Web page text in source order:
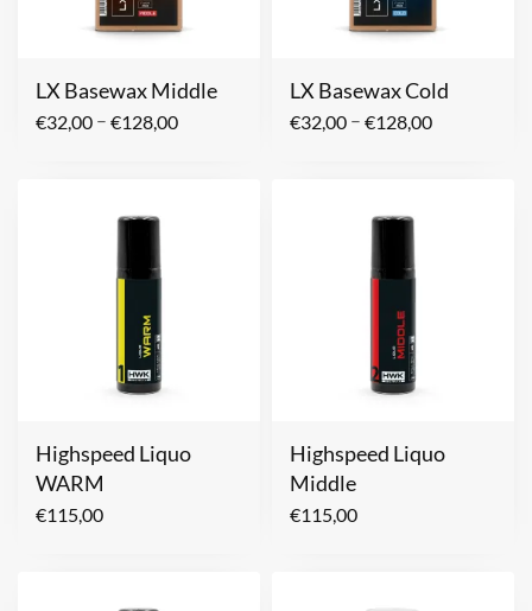
LX Basewax Middle
€32,00 – €128,00
LX Basewax Cold
€32,00 – €128,00
Highspeed Liquo
WARM
€115,00
Highspeed Liquo
Middle
€115,00